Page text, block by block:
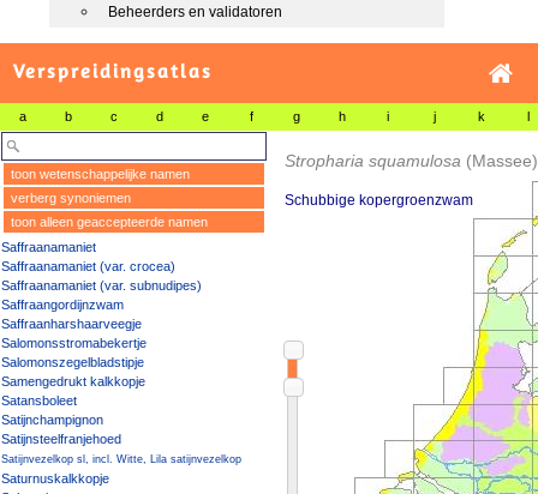
Beheerders en validatoren
Verspreidingsatlas
a b c d e f g h i j k l
toon wetenschappelijke namen
verberg synoniemen
toon alleen geaccepteerde namen
Saffraanamaniet
Saffraanamaniet (var. crocea)
Saffraanamaniet (var. subnudipes)
Saffraangordijnzwam
Saffraanharshaarveegje
Salomonsstromabekertje
Salomonszegelbladstipje
Samengedrukt kalkkopje
Satansboleet
Satijnchampignon
Satijnsteelfranjehoed
Satijnvezelkop sl, incl. Witte, Lila satijnvezelkop
Saturnuskalkkopje
Stropharia squamulosa
Schubbige kopergroenzwam